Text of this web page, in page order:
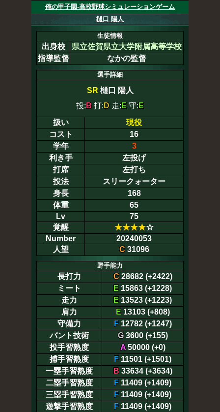
俺の甲子園-高校野球シミュレーションゲーム
樋口 陽人
生徒情報
出身校
県立佐賀県立大学附属高等学校
指導監督
なかの監督
選手詳細
SR 樋口 陽人
投: B 打: D 走: E 守: E
扱い
現役
コスト
16
学年
3
利き手
左投げ
打席
左打ち
投法
スリークォーター
身長
168
体重
65
Lv
75
覚醒
★★★★☆
Number
20240053
人望
C31096
野手能力
長打力 C28682 (+2422)
ミート
E 15863 (+1228)
走力
E 13523 (+1223)
肩力
E13103 (+808)
守備力
F12782 (+1247)
バント技術
G3600 (+155)
投手習熟度
A50000 (+0)
捕手習熟度
F 11501 (+1501)
一塁手習熟度
B33634 (+3634)
二塁手習熟度
F 11409 (+1409)
三塁手習熟度
F 11409 (+1409)
遊撃手習熟度
F 11409 (+1409)